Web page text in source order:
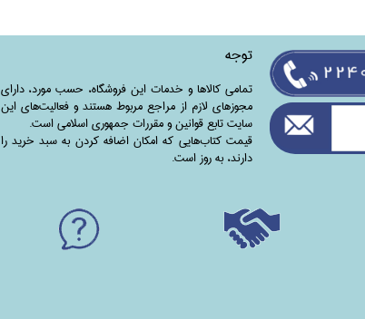
توجه
تمامی‌ کالاها و خدمات این فروشگاه، حسب مورد،‌ دارای
مجوزهای لازم از مراجع مربوط هستند ‌و‌‌ فعالیت‌های این
سایت تابع قوانین و مقررات جمهوری اسلامی است.
قیمت کتاب‌هایی که امکان اضافه کردن به سبد خرید را
دارند،‌ به روز است.